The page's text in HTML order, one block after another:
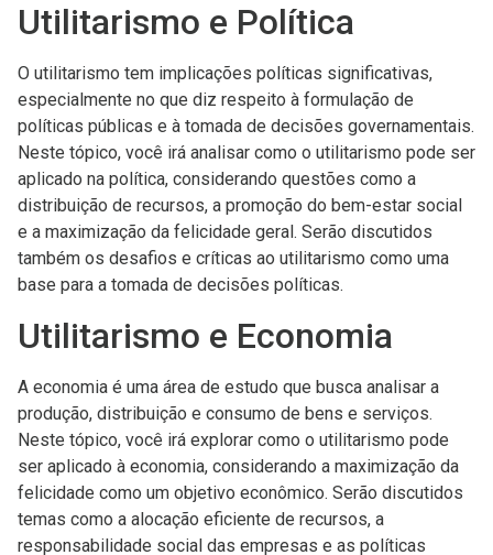
Utilitarismo e Política
O utilitarismo tem implicações políticas significativas,
especialmente no que diz respeito à formulação de
políticas públicas e à tomada de decisões governamentais.
Neste tópico, você irá analisar como o utilitarismo pode ser
aplicado na política, considerando questões como a
distribuição de recursos, a promoção do bem-estar social
e a maximização da felicidade geral. Serão discutidos
também os desafios e críticas ao utilitarismo como uma
base para a tomada de decisões políticas.
Utilitarismo e Economia
A economia é uma área de estudo que busca analisar a
produção, distribuição e consumo de bens e serviços.
Neste tópico, você irá explorar como o utilitarismo pode
ser aplicado à economia, considerando a maximização da
felicidade como um objetivo econômico. Serão discutidos
temas como a alocação eficiente de recursos, a
responsabilidade social das empresas e as políticas